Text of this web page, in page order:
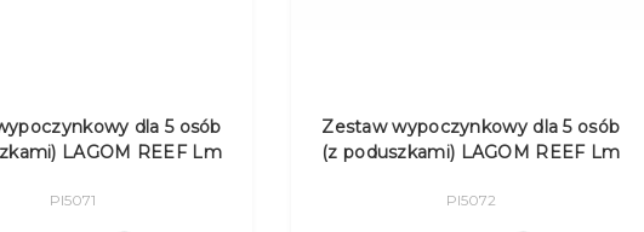
dla 5 osób
LAGOM REEF Lm
ANTHRACITE
Pl5071
Zestaw wypoczynkowy dla 5 osób
(z poduszkami) LAGOM REEF Lm
Pl5072